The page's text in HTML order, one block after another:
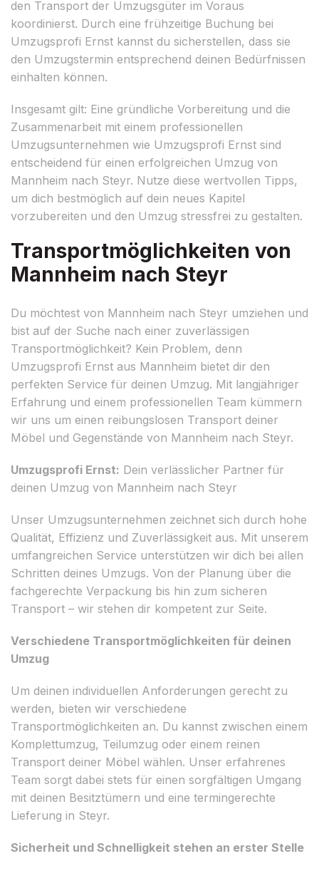
den Transport der Umzugsgüter im Voraus
koordinierst. Durch eine frühzeitige Buchung bei
Umzugsprofi Ernst kannst du sicherstellen, dass sie
den Umzugstermin entsprechend deinen Bedürfnissen
einhalten können.
Insgesamt gilt: Eine gründliche Vorbereitung und die
Zusammenarbeit mit einem professionellen
Umzugsunternehmen wie Umzugsprofi Ernst sind
entscheidend für einen erfolgreichen Umzug von
Mannheim nach Steyr. Nutze diese wertvollen Tipps,
um dich bestmöglich auf dein neues Kapitel
vorzubereiten und den Umzug stressfrei zu gestalten.
Transportmöglichkeiten von
Mannheim nach Steyr
Du möchtest von Mannheim nach Steyr umziehen und
bist auf der Suche nach einer zuverlässigen
Transportmöglichkeit? Kein Problem, denn
Umzugsprofi Ernst aus Mannheim bietet dir den
perfekten Service für deinen Umzug. Mit langjähriger
Erfahrung und einem professionellen Team kümmern
wir uns um einen reibungslosen Transport deiner
Möbel und Gegenstände von Mannheim nach Steyr.
Umzugsprofi Ernst: Dein verlässlicher Partner für
deinen Umzug von Mannheim nach Steyr
Unser Umzugsunternehmen zeichnet sich durch hohe
Qualität, Effizienz und Zuverlässigkeit aus. Mit unserem
umfangreichen Service unterstützen wir dich bei allen
Schritten deines Umzugs. Von der Planung über die
fachgerechte Verpackung bis hin zum sicheren
Transport – wir stehen dir kompetent zur Seite.
Verschiedene Transportmöglichkeiten für deinen
Umzug
Um deinen individuellen Anforderungen gerecht zu
werden, bieten wir verschiedene
Transportmöglichkeiten an. Du kannst zwischen einem
Komplettumzug, Teilumzug oder einem reinen
Transport deiner Möbel wählen. Unser erfahrenes
Team sorgt dabei stets für einen sorgfältigen Umgang
mit deinen Besitztümern und eine termingerechte
Lieferung in Steyr.
Sicherheit und Schnelligkeit stehen an erster Stelle